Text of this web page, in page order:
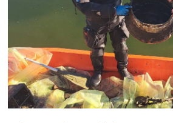
Άξονες δράσης
Μ.Δ.Π.Π.
Έργα
Εισιτήρια
Επικοινωνία